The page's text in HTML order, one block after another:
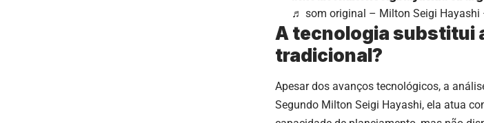
♬ som original – Milton Seigi Hayashi
A tecnologia substitui
tradicional?
Apesar dos avanços tecnológicos, a
Segundo Milton Seigi Hayashi, ela atua